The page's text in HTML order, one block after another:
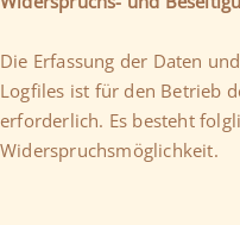
Die Erfassung der Daten
Logfiles ist für den Betrieb
erforderlich. Es besteht
Widerspruchsmöglichkeit.